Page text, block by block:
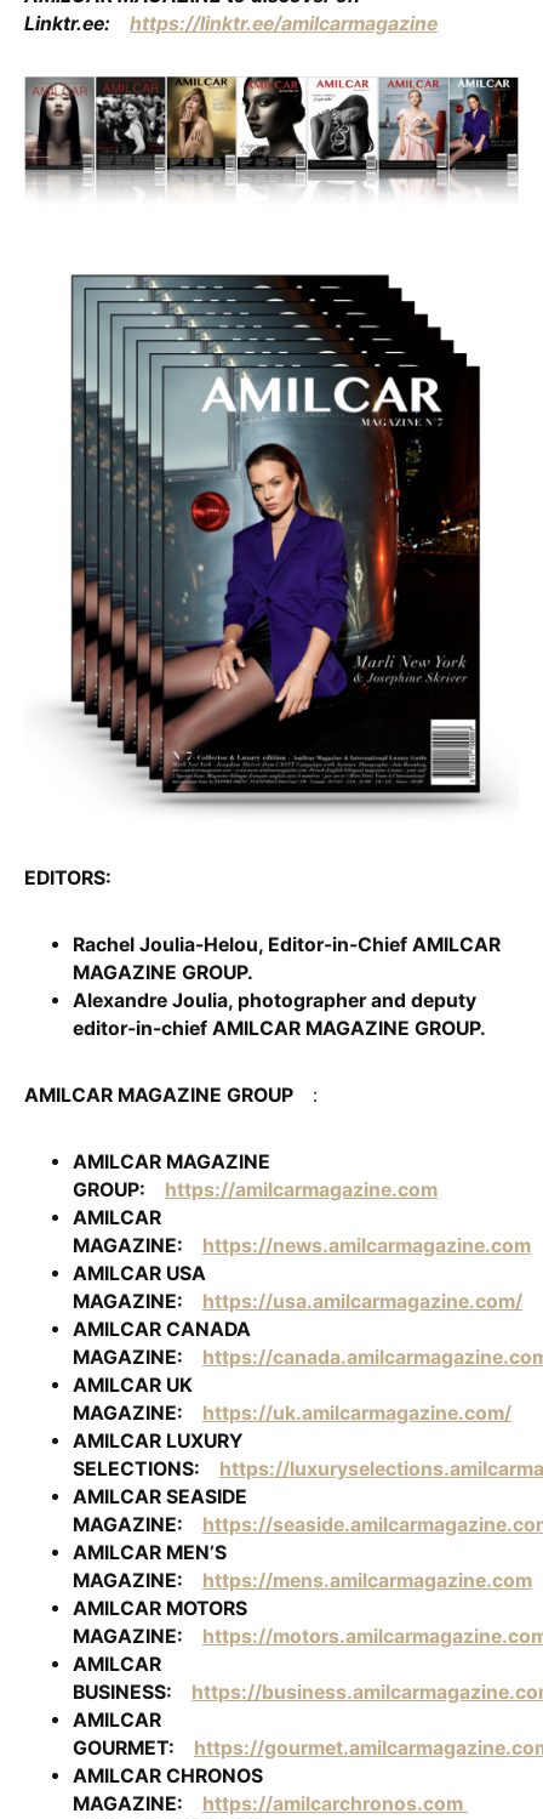
Linktr.ee: https://linktr.ee/amilcarmagazine
EDITORS:
Rachel Joulia-Helou, Editor-in-Chief AMILCAR
MAGAZINE GROUP.
Alexandre Joulia, photographer and deputy
editor-in-chief AMILCAR MAGAZINE GROUP.
AMILCAR MAGAZINE GROUP :
AMILCAR MAGAZINE
GROUP: https://amilcarmagazine.com
AMILCAR
MAGAZINE: https://news.amilcarmagazine.com
AMILCAR USA
MAGAZINE: https://usa.amilcarmagazine.com/
AMILCAR CANADA
MAGAZINE: https://
AMILCAR UK
MAGAZINE: https://uk.amilcarmagazine.com/
AMILCAR LUXURY
SELECTIONS: https://
AMILCAR SEASIDE
MAGAZINE: https://
AMILCAR MEN’S
MAGAZINE: https://mens.amilcarmagazine.com
AMILCAR MOTORS
MAGAZINE: https://
AMILCAR
BUSINESS: https://
AMILCAR
GOURMET: https://
AMILCAR CHRONOS
MAGAZINE: https://amilcarchronos.com